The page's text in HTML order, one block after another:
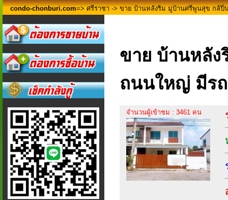
condo-chonburi.com=> ศรีราชา -> ขาย บ้านหลังริม มู่บ้านศรีพูนสุข กล้
ขาย บ้านหลั
ถนนใหญ่ มีร
จำนวนผู้เข้าชม : 3461 คน